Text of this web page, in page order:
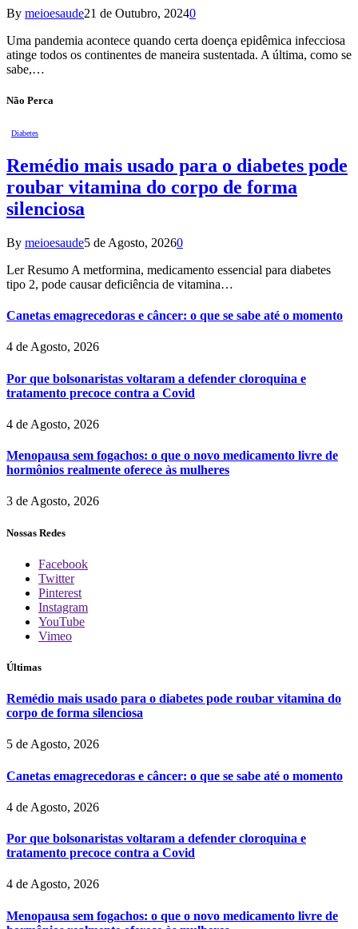
By meioesaude21 de Outubro, 20240
Uma pandemia acontece quando certa doença epidêmica infecciosa
atinge todos os continentes de maneira sustentada. A última, como se
sabe,…
Não Perca
Diabetes
Remédio mais usado para o diabetes pode
roubar vitamina do corpo de forma
silenciosa
By meioesaude5 de Agosto, 20260
Ler Resumo A metformina, medicamento essencial para diabetes
tipo 2, pode causar deficiência de vitamina…
Canetas emagrecedoras e câncer: o que se sabe até o momento
4 de Agosto, 2026
Por que bolsonaristas voltaram a defender cloroquina e
tratamento precoce contra a Covid
4 de Agosto, 2026
Menopausa sem fogachos: o que o novo medicamento livre de
hormônios realmente oferece às mulheres
3 de Agosto, 2026
Nossas Redes
Facebook
Twitter
Pinterest
Instagram
YouTube
Vimeo
Últimas
Remédio mais usado para o diabetes pode roubar vitamina do
corpo de forma silenciosa
5 de Agosto, 2026
Canetas emagrecedoras e câncer: o que se sabe até o momento
4 de Agosto, 2026
Por que bolsonaristas voltaram a defender cloroquina e
tratamento precoce contra a Covid
4 de Agosto, 2026
Menopausa sem fogachos: o que o novo medicamento livre de